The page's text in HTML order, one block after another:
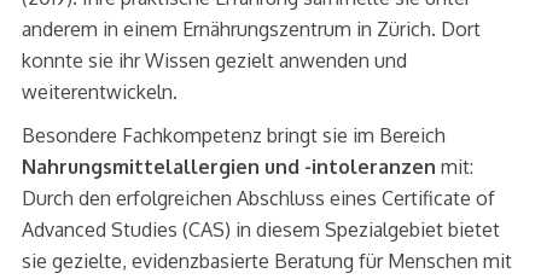
anderem in einem Ernährungszentrum in Zürich. Dort
konnte sie ihr Wissen gezielt anwenden und
weiterentwickeln.
Besondere Fachkompetenz bringt sie im Bereich
Nahrungsmittelallergien und -intoleranzen mit:
Durch den erfolgreichen Abschluss eines Certificate of
Advanced Studies (CAS) in diesem Spezialgebiet bietet
sie gezielte, evidenzbasierte Beratung für Menschen mit